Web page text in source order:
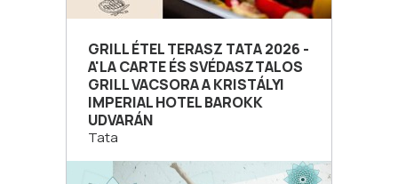
GRILL ÉTEL TERASZ TATA 2026 -
A'LA CARTE ÉS SVÉDASZTALOS
GRILL VACSORA A KRISTÁLYI
IMPERIAL HOTEL BAROKK
UDVARÁN
Tata